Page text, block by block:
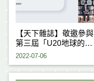
【天下雜誌】敬邀參與
第三屆「U20地球的新
聲」青年學生徵件活動
2022-07-06